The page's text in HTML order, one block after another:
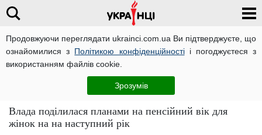
Продовжуючи переглядати ukrainci.com.ua Ви підтверджуєте, що
ознайомилися з Політикою конфіденційностіі погоджуєтеся з
використанням файлів cookie.
Зрозумів
Економіка
Жінкам підвищать пенсійний вік - накинуть
Влада поділилася планами на пенсійний вік для
жінок на на наступний рік